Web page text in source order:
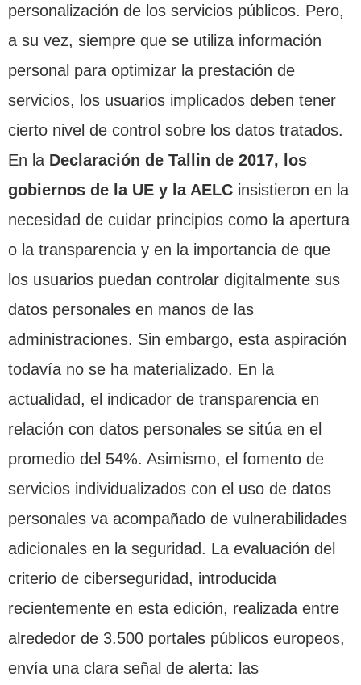
personalización de los servicios públicos. Pero,
a su vez, siempre que se utiliza información
personal para optimizar la prestación de
servicios, los usuarios implicados deben tener
cierto nivel de control sobre los datos tratados.
En la Declaración de Tallin de 2017, los
gobiernos de la UE y la AELC insistieron en la
necesidad de cuidar principios como la apertura
o la transparencia y en la importancia de que
los usuarios puedan controlar digitalmente sus
datos personales en manos de las
administraciones. Sin embargo, esta aspiración
todavía no se ha materializado. En la
actualidad, el indicador de transparencia en
relación con datos personales se sitúa en el
promedio del 54%. Asimismo, el fomento de
servicios individualizados con el uso de datos
personales va acompañado de vulnerabilidades
adicionales en la seguridad. La evaluación del
criterio de ciberseguridad, introducida
recientemente en esta edición, realizada entre
alrededor de 3.500 portales públicos europeos,
envía una clara señal de alerta: las